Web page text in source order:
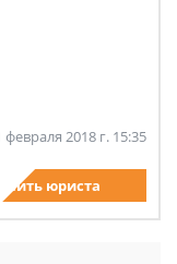
февраля 2018 г. 15:35
юриста